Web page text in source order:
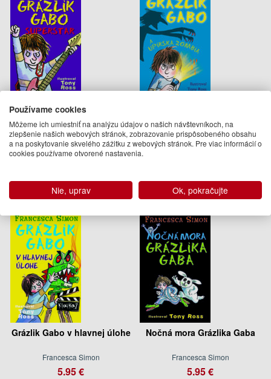
Grázlik Gabo superstar
Francesca Simon
5.95 €
Francesca Simon
5.95 €
Grázlik Gabo v hlavnej úlohe
Francesca Simon
5.95 €
Nočná mora Grázlika Gaba
Francesca Simon
5.95 €
Používame cookies
Môžeme ich umiestniť na analýzu údajov o našich návštevníkoch, na
zlepšenie našich webových stránok, zobrazovanie prispôsobeného obsahu
a na poskytovanie skvelého zážitku z webových stránok. Pre viac informácií o
cookies používame otvorené nastavenia.
Nie, uprav Ok, pokračujte